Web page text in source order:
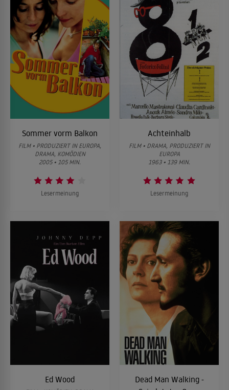
Sommer vorm Balkon
FILM • PRODUZIERT IN EUROPA,
DRAMA, KOMÖDIEN
2005 • 105 MIN.
Lesermeinung
Achteinhalb
FILM • DRAMA, PRODUZIERT IN
EUROPA
1963 • 139 MIN.
Lesermeinung
Ed Wood
Dead Man Walking -